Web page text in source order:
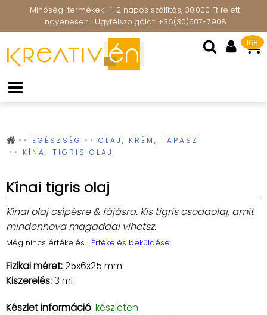
Minőségi termékek · 1-2 napos szállítás, 30.000 Ft felett
ingyenesen · Ügyfélszolgálat: +36(30)507-7908
168
EGÉSZSÉG
OLAJ, KRÉM, TAPASZ
KÍNAI TIGRIS OLAJ
Kínai tigris olaj
Kínai olaj csípésre & fájásra. Kis tigris csodaolaj, amit
mindenhova magaddal vihetsz.
Még nincs értékelés | Értékelés beküldése
Fizikai méret:25x6x25 mm
Kiszerelés:3 ml
Készlet információ: készleten